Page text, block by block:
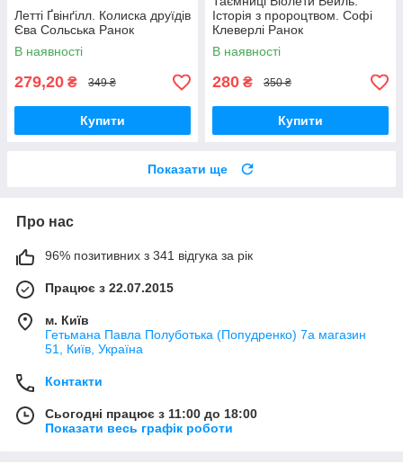
Летті Ґвінґілл. Колиска друїдів
Єва Сольська Ранок
В наявності
279,20 ₴ 349 ₴
Купити
Історія з пророцтвом. Софі
Клеверлі Ранок
В наявності
280 ₴ 350 ₴
Купити
Показати ще
Про нас
96% позитивних з 341 відгука за рік
Працює з 22.07.2015
м. Київ
Гетьмана Павла Полуботька (Попудренко) 7а магазин
51, Київ, Україна
Контакти
Сьогодні працює з 11:00 до 18:00
Показати весь графік роботи